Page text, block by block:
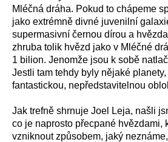
Mléčná dráha. Pokud to chápeme
jako extrémně divné juvenilní
supermasivní černou dírou a
zhruba tolik hvězd jako v Mléčné
1 bilion. Jenomže jsou k sobě
Jestli tam tehdy byly nějaké
fantastickou, nepředstavitelnou
Jak trefně shrnuje Joel Leja, našli
co je naprosto přecpané hvězdami,
vzniknout způsobem, jaký